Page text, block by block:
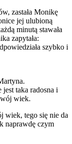
zastała Monikę
jej ulubioną
minutą stawała
zapytała:
szybko i
taka radosna i
wiek.
wiek, tego się nie da
naprawdę czym